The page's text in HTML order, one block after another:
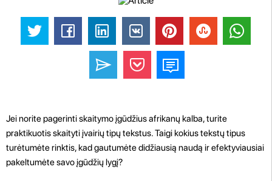
Jei norite pagerinti skaitymo įgūdžius afrikanų kalba, turite
praktikuotis skaityti įvairių tipų tekstus. Taigi kokius tekstų tipus
turėtumėte rinktis, kad gautumėte didžiausią naudą ir efektyviausiai
pakeltumėte savo įgūdžių lygį?